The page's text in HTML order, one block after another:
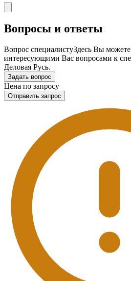
Вопросы и ответы
Вопрос специалистуЗдесь Вы можете
интересующими Вас вопросами к
Деловая Русь.
Задать вопрос
Цена по запросу
Отправить запрос